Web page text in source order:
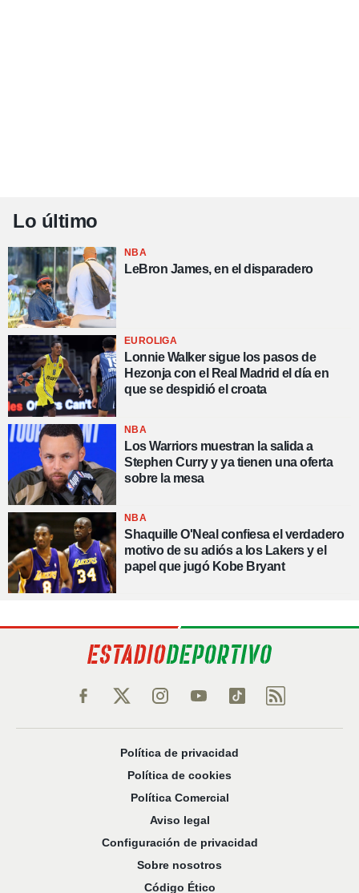
Lo último
NBA
LeBron James, en el disparadero
EUROLIGA
Lonnie Walker sigue los pasos de
Hezonja con el Real Madrid el día en
que se despidió el croata
NBA
Los Warriors muestran la salida a
Stephen Curry y ya tienen una oferta
sobre la mesa
NBA
Shaquille O'Neal confiesa el verdadero
motivo de su adiós a los Lakers y el
papel que jugó Kobe Bryant
Política de privacidad
Política de cookies
Política Comercial
Aviso legal
Configuración de privacidad
Sobre nosotros
Código Ético